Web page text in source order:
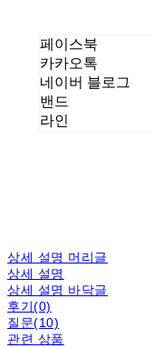
페이스북
카카오톡
네이버 블로그
밴드
라인
상세 설명 머리글
상세 설명
상세 설명 바닥글
후기(0)
질문(10)
관련 상품